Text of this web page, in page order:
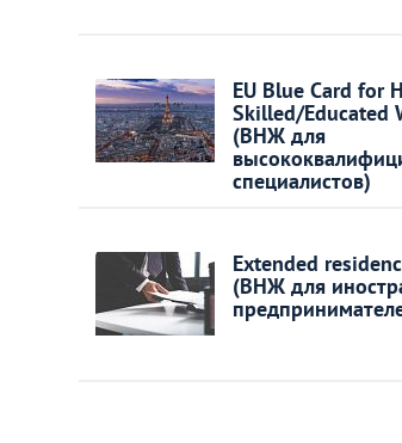
Эстония
Другие
EU Blue Card for
Skilled/Educated
(ВНЖ для
специалистов)
Extended
(ВНЖ для